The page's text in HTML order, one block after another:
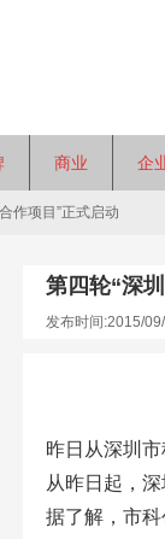
商业 企
作项目”正式启动
第四轮“深
发布时间:2015/
昨日从深圳
从昨日起，
据了解，市